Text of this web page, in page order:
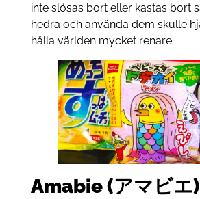
inte slösas bort eller kastas bort
hedra och använda dem skulle
hålla världen mycket renare.
Amabie (アマビエ)